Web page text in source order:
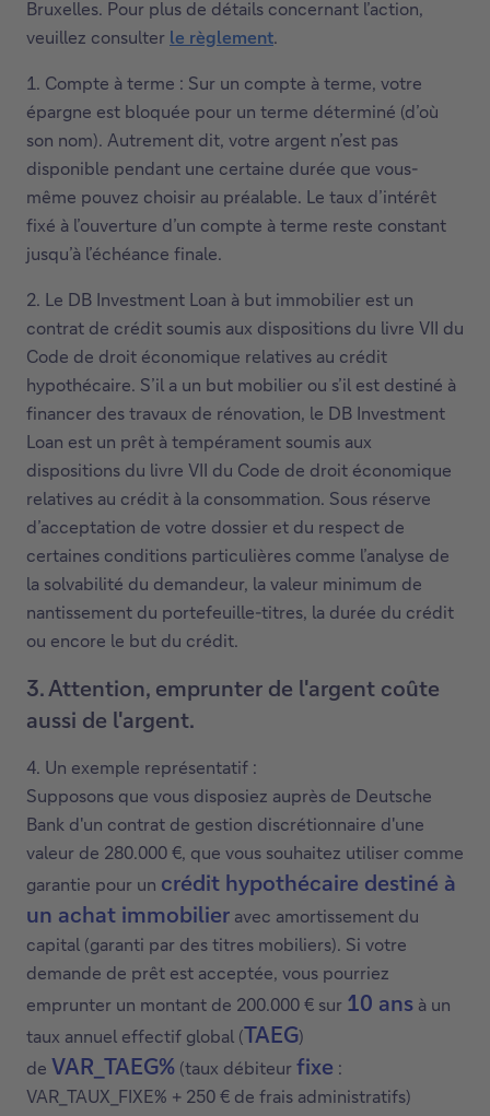
** Action soumise à conditions. Transférez vos titres
anticipée) et Deutsche Bank AG Succursale de
Bruxelles s’engage à vous rembourser les frais de
transfert, à concurrence d’un montant maximum de
1.000€. Action sous réserve d’acceptation de votre
dossier par Deutsche Bank AG Succursale de
Bruxelles. Pour plus de détails concernant l’action,
veuillez consulter le règlement
1. Compte à terme : Sur un compte à terme, votre
épargne est bloquée pour un terme déterminé (d’où
son nom). Autrement dit, votre argent n’est pas
disponible pendant une certaine durée que vous-
même pouvez choisir au préalable. Le taux d’intérêt
fixé à l’ouverture d’un compte à terme reste constant
jusqu’à l’échéance finale.
2. Le DB Investment Loan à but immobilier est un
contrat de crédit soumis aux dispositions du livre VII du
Code de droit économique relatives au crédit
hypothécaire. S’il a un but mobilier ou s’il est destiné à
financer des travaux de rénovation, le DB Investment
dispositions du livre VII du Code de droit économique
relatives au crédit à la consommation. Sous réserve
certaines conditions particulières comme l’analyse de
la solvabilité du demandeur, la valeur minimum de
nantissement du portefeuille-titres, la durée du crédit
ou encore le but du crédit.
3. Attention, emprunter de l'argent coûte
aussi de l'argent.
4. Un exemple représentatif :
Supposons que vous disposiez auprès de Deutsche
Bank d'un contrat de gestion discrétionnaire d'une
valeur de 280.000 €, que vous souhaitez utiliser comme
garantie pour uncrédit hypothécaire destiné à